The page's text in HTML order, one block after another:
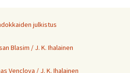
julkistus
Bla­sim / J. K. Ihalainen
Venclova / J. K. Ihalainen